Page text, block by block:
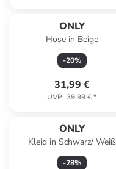
ONLY
Hose in Beige
-20%
31,99 €
UVP: 39,99 €*
ONLY
Kleid in Schwarz/ Weiß
-28%